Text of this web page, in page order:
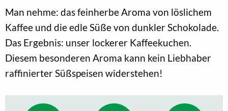
Man nehme: das feinherbe Aroma von löslichem
Kaffee und die edle Süße von dunkler Schokolade.
Das Ergebnis: unser lockerer Kaffeekuchen.
Diesem besonderen Aroma kann kein Liebhaber
raffinierter Süßspeisen widerstehen!